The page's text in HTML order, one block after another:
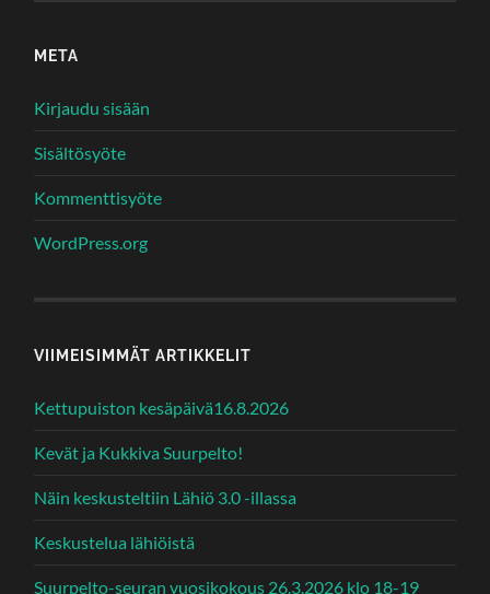
META
Kirjaudu sisään
Sisältösyöte
Kommenttisyöte
WordPress.org
VIIMEISIMMÄT ARTIKKELIT
Kettupuiston kesäpäivä16.8.2026
Kevät ja Kukkiva Suurpelto!
Näin keskusteltiin Lähiö 3.0 -illassa
Keskustelua lähiöistä
Suurpelto-seuran vuosikokous 26.3.2026 klo 18-19